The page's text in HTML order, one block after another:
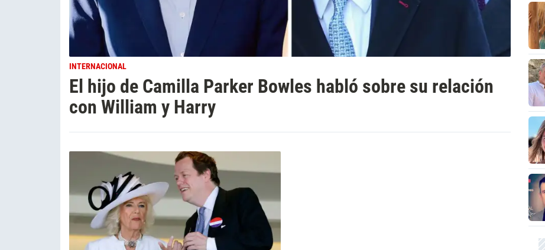
INTERNACIONAL
El hijo de Camilla Parker Bowles habló sobre su relación
con William y Harry